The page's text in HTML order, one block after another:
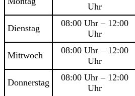
Uhr
Dienstag
08:00 Uhr – 12:00
Uhr
Mittwoch
08:00 Uhr – 12:00
Uhr
Donnerstag
08:00 Uhr – 12:00
Uhr